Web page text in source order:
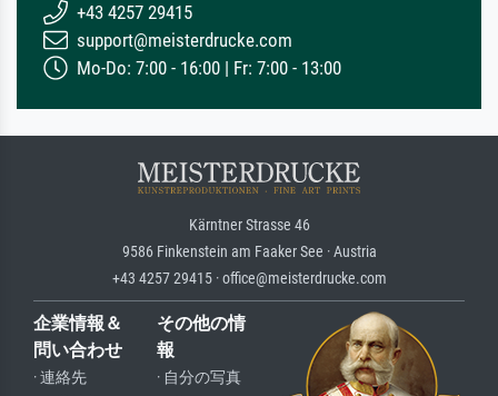
+43 4257 29415
support@meisterdrucke.com
Mo-Do: 7:00 - 16:00 | Fr: 7:00 - 13:00
Kärntner Strasse 46
9586 Finkenstein am Faaker See · Austria
+43 4257 29415 · office@meisterdrucke.com
企業情報＆
問い合わせ
· 連絡先
その他の情
報
· 自分の写真